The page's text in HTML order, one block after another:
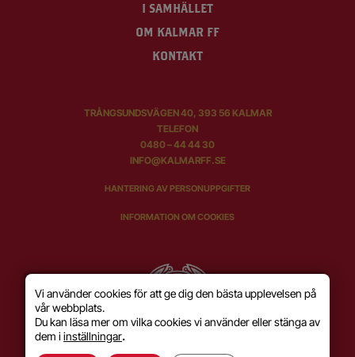
I SAMHÄLLET
OM KALMAR FF
KONTAKT
TRÅNGSUNDSVÄGEN 40, 393 56 KALMAR
TELEFON
0480 – 44 44 30
INFO@KALMARFF.SE
HANTERING AV PERSONUPPGIFTER
INFORMATION OM COOKIES
Vi använder cookies för att ge dig den bästa upplevelsen på
vår webbplats.
Du kan läsa mer om vilka cookies vi använder eller stänga av
dem i inställningar.